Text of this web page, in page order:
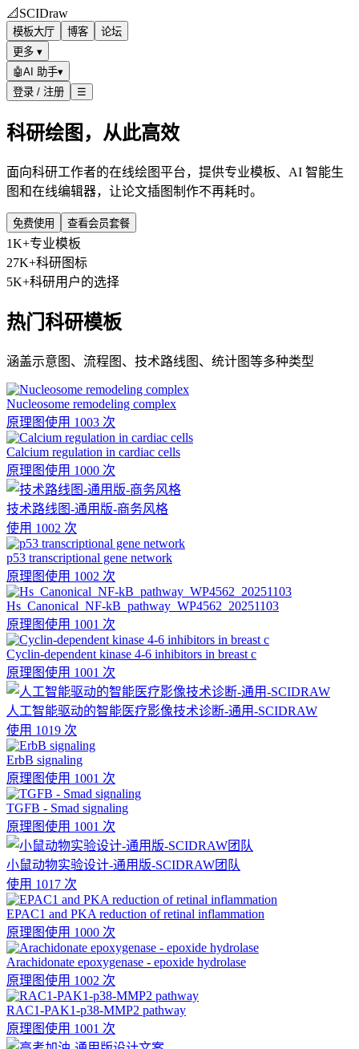
📐 SCIDraw
模板大厅 博客
论坛
更多 ▾
🤖AI 助手▾
登录 / 注册
☰
科研绘图，从此高效
面向科研工作者的在线绘图平台，提供专业模板、AI 智能生
图和在线编辑器，让论文插图制作不再耗时。
免费使用 查看会员套餐
1K+专业模板
27K+科研图标
5K+科研用户的选择
热门科研模板
涵盖示意图、流程图、技术路线图、统计图等多种类型
Nucleosome remodeling complex
原理图使用 1003 次
Calcium regulation in cardiac cells
原理图使用 1000 次
技术路线图-通用版-商务风格
使用 1002 次
p53 transcriptional gene network
原理图使用 1002 次
Hs_Canonical_NF-kB_pathway_WP4562_20251103
原理图使用 1001 次
Cyclin-dependent kinase 4-6 inhibitors in breast c
原理图使用 1001 次
人工智能驱动的智能医疗影像技术诊断-通用-SCIDRAW
使用 1019 次
ErbB signaling
原理图使用 1001 次
TGFB - Smad signaling
原理图使用 1001 次
小鼠动物实验设计-通用版-SCIDRAW团队
使用 1017 次
EPAC1 and PKA reduction of retinal inflammation
原理图使用 1000 次
Arachidonate epoxygenase - epoxide hydrolase
原理图使用 1002 次
RAC1-PAK1-p38-MMP2 pathway
原理图使用 1001 次